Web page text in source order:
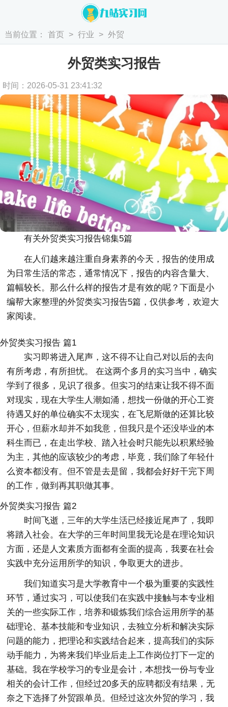
当前位置： 首页 > 行业 > 外贸
外贸类实习报告
时间：2026-05-31 23:41:32
有关外贸类实习报告锦集5篇
在人们越来越注重自身素养的今天，报告的使用成
为日常生活的常态，通常情况下，报告的内容含量大、
篇幅较长。那么什么样的报告才是有效的呢？下面是小
编帮大家整理的外贸类实习报告5篇，仅供参考，欢迎大
家阅读。
外贸类实习报告 篇1
实习即将进入尾声，这不得不让自己对以后的去向
有所考虑，有所担忧。 在这两个多月的实习当中，确实
学到了很多，见识了很多。但实习的结束让我不得不面
对现实，现在大学生人潮如涌，想找一份做的开心工资
待遇又好的单位确实不太现实，在飞尼斯做的还算比较
开心，但薪水却并不如我意，但我只是个还没毕业的本
科生而已，在走出学校、踏入社会时只能先以积累经验
为主，其他的应该较少的考虑，毕竟，我们除了年轻什
么资本都没有。但不管是去是留，我都会好好干完下周
的工作，做到再其职做其事。
外贸类实习报告 篇2
时间飞逝，三年的大学生活已经接近尾声了，我即
将踏入社会。在大学的三年时间里我无论是在理论知识
方面，还是人文素质方面都有全面的提高，我要在社会
实践中充分运用所学的知识，争取更大的进步。
我们知道实习是大学教育中一个极为重要的实践性
环节，通过实习，可以使我们在实践中接触与本专业相
关的一些实际工作，培养和锻炼我们综合运用所学的基
础理论、基本技能和专业知识，去独立分析和解决实际
问题的能力，把理论和实践结合起来，提高我们的实际
动手能力，为将来我们毕业后走上工作岗位打下一定的
基础。我在学校学习的专业是会计，本想找一份与专业
相关的会计工作，但经过20多天的应聘都没有结果，无
奈之下选择了外贸跟单员。但经过这次外贸的学习，我